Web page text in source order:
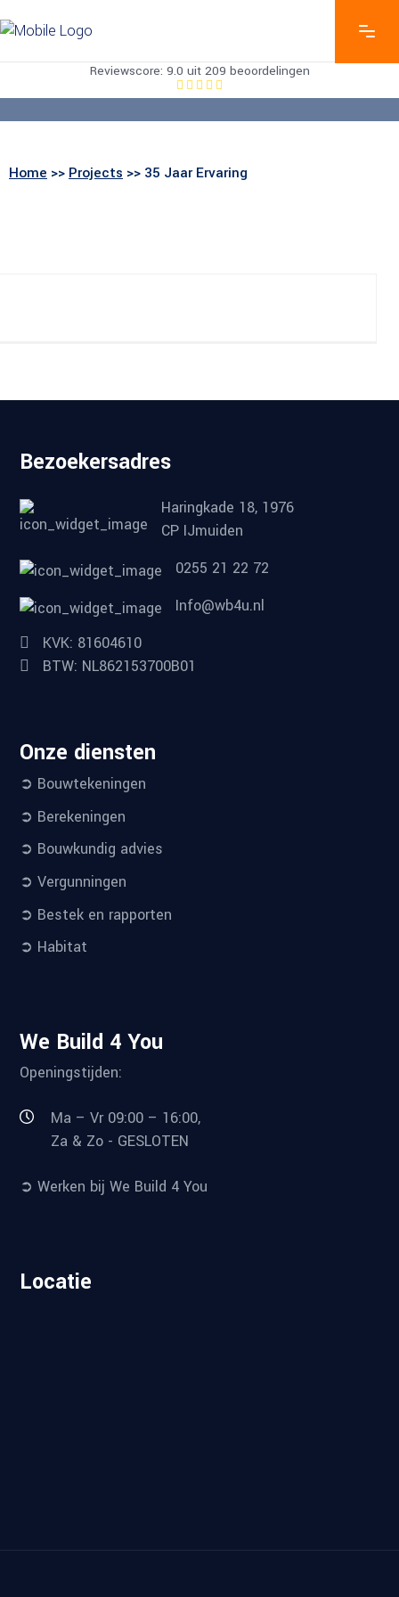
Reviewscore: 9.0 uit 209 beoordelingen
Home >> Projects >> 35 Jaar Ervaring
Bezoekersadres
Haringkade 18, 1976
CP IJmuiden
0255 21 22 72
Info@wb4u.nl
KVK: 81604610
BTW: NL862153700B01
Onze diensten
➲ Bouwtekeningen
➲ Berekeningen
➲ Bouwkundig advies
➲ Vergunningen
➲ Bestek en rapporten
➲ Habitat
We Build 4 You
Openingstijden:
Ma – Vr 09:00 – 16:00,
Za & Zo - GESLOTEN
➲ Werken bij We Build 4 You
Locatie